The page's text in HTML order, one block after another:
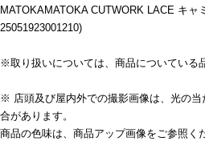
MATOKAMATOKA CUTWORK LACE キャ
25051923001210)
※取り扱いについては、商品についている
※ 店頭及び屋内外での撮影画像は、光の
合があります。
商品の色味は、商品アップ画像をご参照く